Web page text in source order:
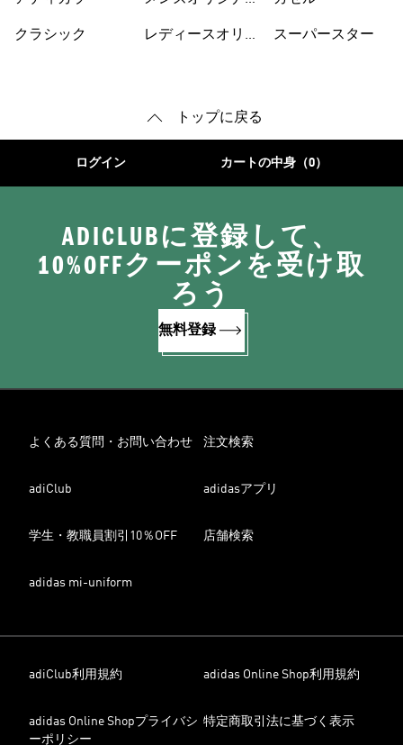
クラシック
レディースオリジ
スーパースター
トップに戻る
ログイン カートの中身（0）
ADICLUBに登録して、
10%OFFクーポンを受け取
ろう
無料登録
よくある質問・お問い合わせ 注文検索
adiClub adidasアプリ
学生・教職員割引10％OFF 店舗検索
adidas mi-uniform
adiClub利用規約 adidas Online Shop利用規約
adidas Online Shopプライバシ
ーポリシー
特定商取引法に基づく表示